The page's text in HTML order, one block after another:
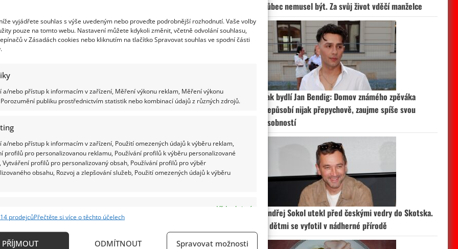
vyjádřete souhlas s výše uvedeným nebo proveďte podrobnější rozhodnutí. Vaše volby
pouze na tomto webu. Nastavení můžete kdykoli změnit, včetně odvolání souhlasu,
v Zásadách cookies nebo kliknutím na tlačítko Spravovat souhlas ve spodní části
a/nebo přístup k informacím v zařízení, Měření výkonu reklam, Měření výkonu
publiku prostřednictvím statistik nebo kombinací údajů z různých zdrojů.
a/nebo přístup k informacím v zařízení, Použití omezených údajů k výběru reklam,
profilů pro personalizovanou reklamu, Používání profilů k výběru personalizované
Vytváření profilů pro personalizovaný obsah, Používání profilů pro výběr
obsahu, Rozvoj a zlepšování služeb, Použití omezených údajů k výběru
Vždy aktivní
zařízení na základě automaticky přenášených informací.
prodejcůPřečtěte si více o těchto účelech
PŘÍJMOUT ODMÍTNOUT Spravovat možnosti
vůbec nemusel být. Za svůj život vděčí manželce
Jak bydlí Jan Bendig: Domov známého zpěváka
nepůsobí nijak přepychově, zaujme spíše svou
osobností
Ondřej Sokol utekl před českými vedry do Skotska.
S dětmi se vyfotil v nádherné přírodě